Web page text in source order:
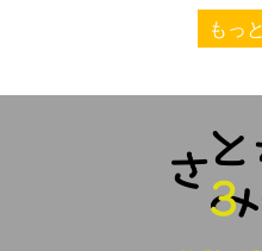
もっ